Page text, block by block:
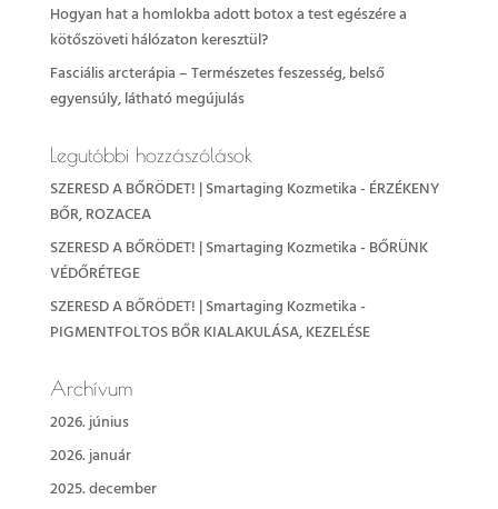
Hogyan hat a homlokba adott botox a test egészére a
kötőszöveti hálózaton keresztül?
Fasciális arcterápia – Természetes feszesség, belső
egyensúly, látható megújulás
Legutóbbi hozzászólások
SZERESD A BŐRÖDET! | Smartaging Kozmetika-ÉRZÉKENY
BŐR, ROZACEA
SZERESD A BŐRÖDET! | Smartaging Kozmetika-BŐRÜNK
VÉDŐRÉTEGE
SZERESD A BŐRÖDET! | Smartaging Kozmetika-
PIGMENTFOLTOS BŐR KIALAKULÁSA, KEZELÉSE
Archívum
2026. június
2026. január
2025. december